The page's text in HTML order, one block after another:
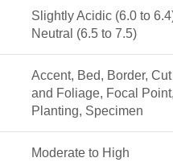
Slightly Acidic (6.0 to
Neutral (6.5 to 7.5)
Accent, Bed, Border,
and Foliage, Focal
Planting, Specimen
Moderate to High